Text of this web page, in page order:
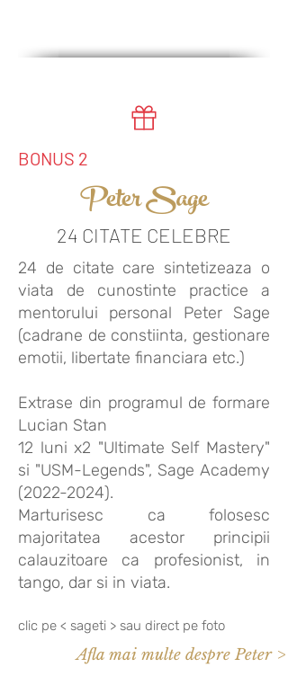
BONUS 2
Peter Sage
24 CITATE CELEBRE
24 de citate care sintetizeaza o
viata de cunostinte practice a
mentorului personal Peter Sage
(cadrane de constiinta, gestionare
emotii, libertate financiara etc.)
Extrase din programul de formare
Lucian Stan
12 luni x2 "Ultimate Self Mastery"
si "USM-Legends", Sage Academy
(2022-2024).
Marturisesc ca folosesc
majoritatea acestor principii
calauzitoare ca profesionist, in
tango, dar si in viata.
clic pe < sageti > sau direct pe foto
Afla mai multe despre Peter >>